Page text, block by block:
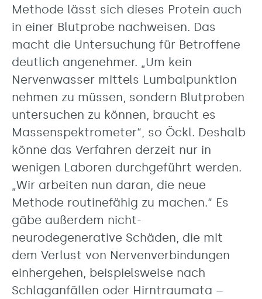
Methode lässt sich dieses Protein auch
in einer Blutprobe nachweisen. Das
macht die Untersuchung für Betroffene
deutlich angenehmer. „Um kein
Nervenwasser mittels Lumbalpunktion
nehmen zu müssen, sondern Blutproben
untersuchen zu können, braucht es
Massenspektrometer“, so Öckl. Deshalb
könne das Verfahren derzeit nur in
wenigen Laboren durchgeführt werden.
„Wir arbeiten nun daran, die neue
Methode routinefähig zu machen.“ Es
gäbe außerdem nicht-
neurodegenerative Schäden, die mit
dem Verlust von Nervenverbindungen
einhergehen, beispielsweise nach
Schlaganfällen oder Hirntraumata –